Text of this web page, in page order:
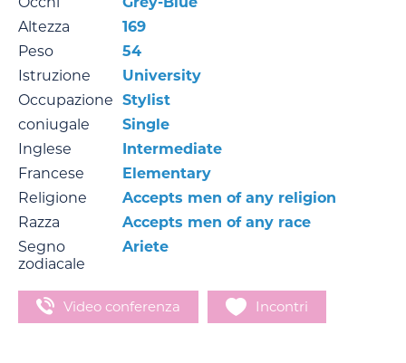
Altezza
169
Peso
54
Istruzione
University
Occupazione Stylist
coniugale
Single
Inglese
Intermediate
Francese
Elementary
Religione
Accepts men of any religion
Razza
Accepts men of any race
Segno
zodiacale
Ariete
Video conferenza Incontri